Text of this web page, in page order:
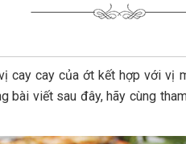
cay cay của ớt kết hợp với
bài viết sau đây, hãy cùng